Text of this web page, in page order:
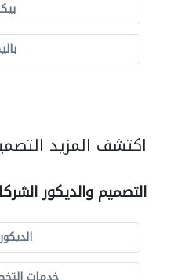
اكتشف المزيد
التصميم والديكور